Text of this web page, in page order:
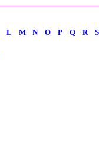
L M N O P Q R S